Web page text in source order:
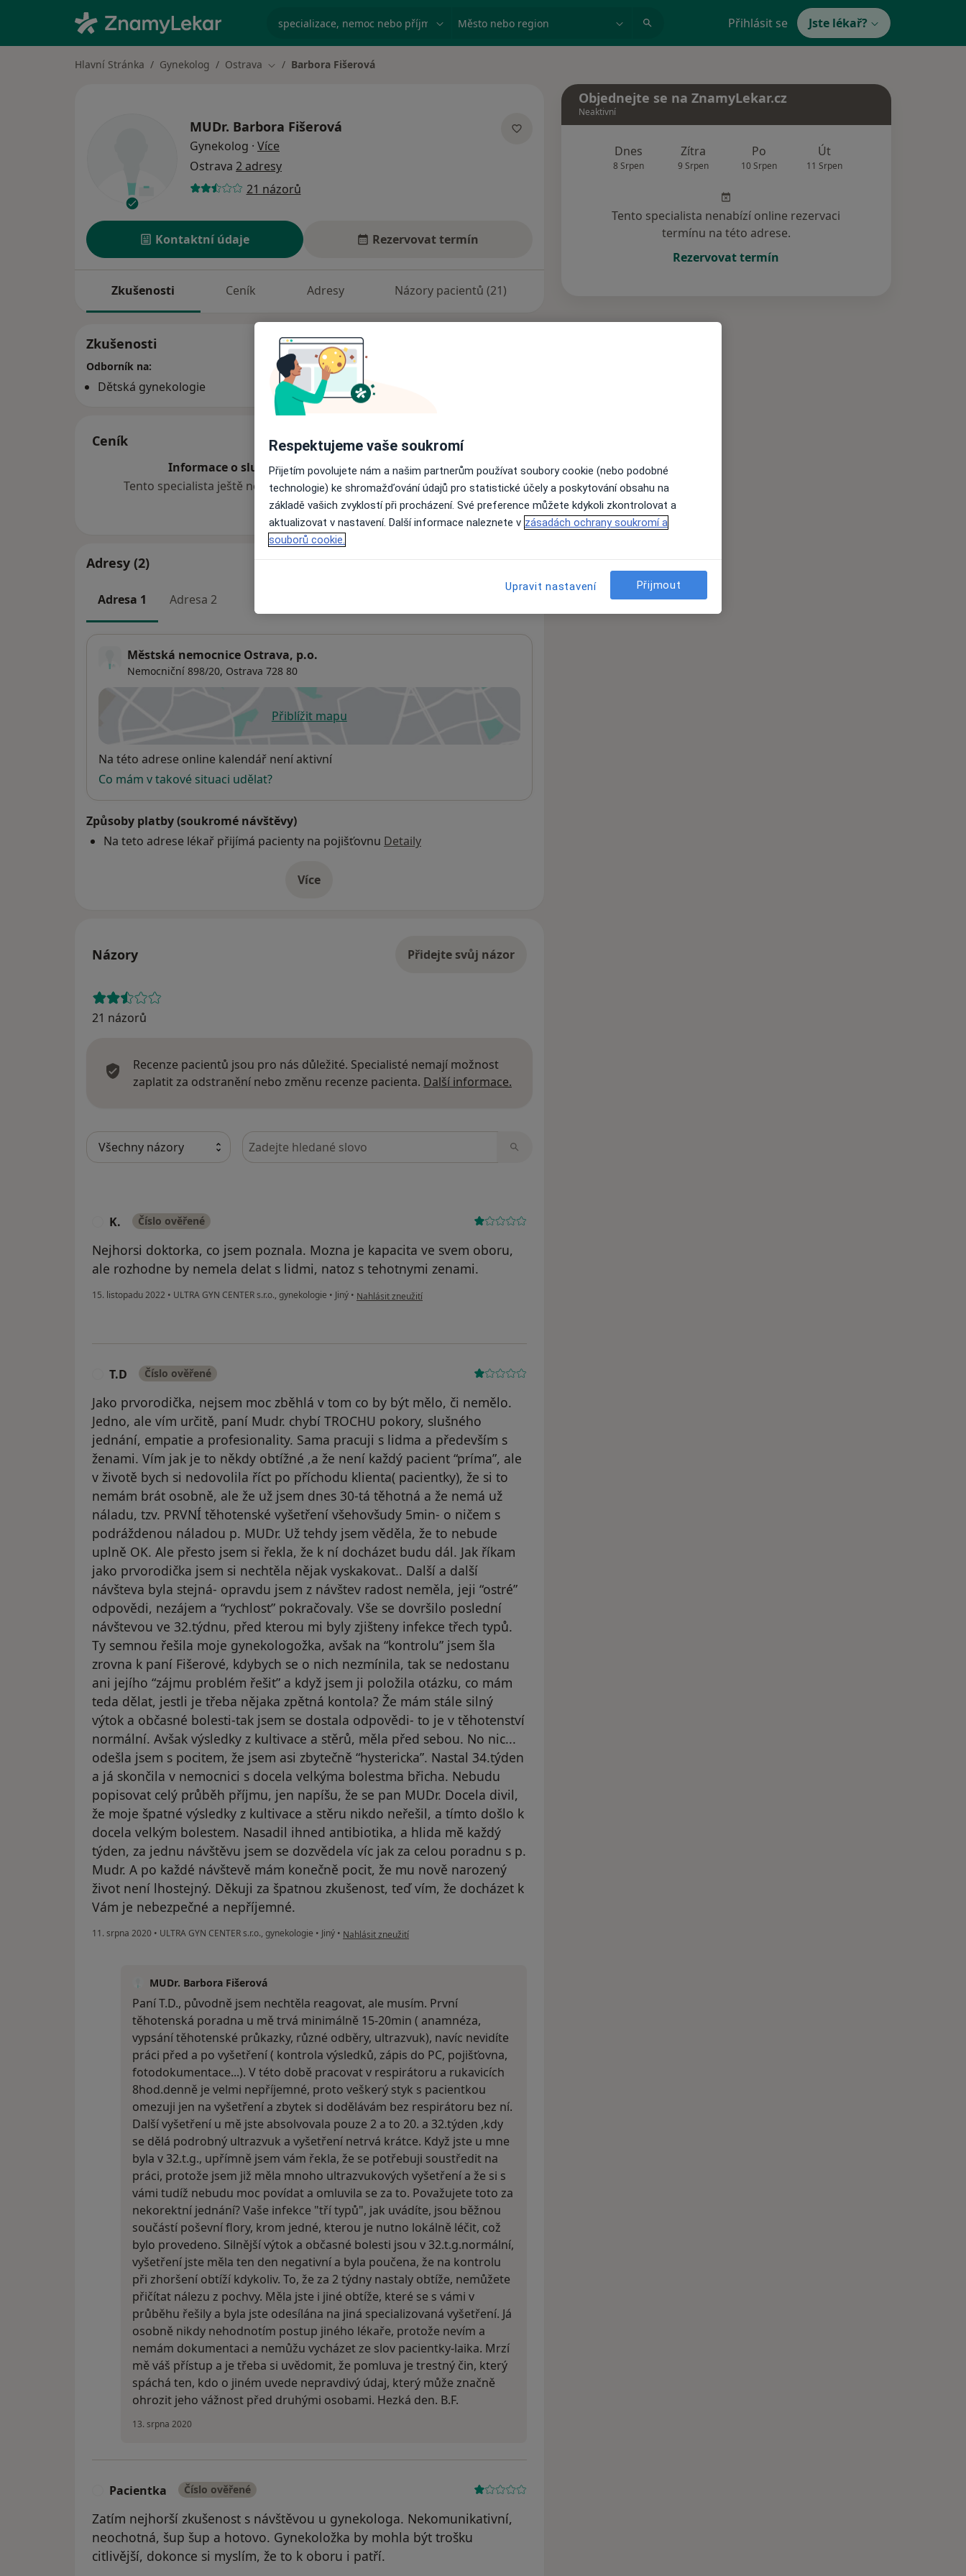
specializace, nemoc nebo příjmení Město nebo region Přihlásit se Jste lékař?
Hlavní Stránka Gynekolog Ostrava Změna města
Barbora Fišerová
MUDr. Barbora Fišerová
Gynekolog · Více
Ostrava 2 adresy
21 názorů
Kontaktní údaje Rezervovat termín
Zkušenosti Ceník Adresy Názory pacientů (21)
Zkušenosti
Odborník na:
Dětská gynekologie
Ceník
Informace o službách a cenách nejsou k dispozici
Tento specialista ještě nepřidával žádné informace o svých službách.
Adresy (2)
Adresa 1 Adresa 2
Městská nemocnice Ostrava, p.o.
Nemocniční 898/20, Ostrava 728 80
Přiblížit mapuse otevře v nové záložce
Dostupnost
Na této adrese online kalendář není aktivní
Co mám v takové situaci udělat?
Způsoby platby (soukromé návštěvy)
Na teto adrese lékař přijímá pacienty na pojišťovnu Detaily
Víceo adrese
Názory Přidejte svůj názor
21 názorů
Recenze pacientů jsou pro nás důležité. Specialisté nemají možnost
zaplatit za odstranění nebo změnu recenze pacienta. Další informace.
Hledejte v názorech
K. Číslo ověřené
Nejhorsi doktorka, co jsem poznala. Mozna je kapacita ve svem oboru,
ale rozhodne by nemela delat s lidmi, natoz s tehotnymi zenami.
15. listopadu 2022 • ULTRA GYN CENTER s.r.o., gynekologie • Jiný • podle názoru uživatele K.
Nahlásit zneužití
T.D Číslo ověřené
Jako prvorodička, nejsem moc zběhlá v tom co by být mělo, či nemělo.
Jedno, ale vím určitě, paní Mudr. chybí TROCHU pokory, slušného
jednání, empatie a profesionality. Sama pracuji s lidma a především s
ženami. Vím jak je to někdy obtížné ,a že není každý pacient “príma”, ale
v životě bych si nedovolila říct po příchodu klienta( pacientky), že si to
nemám brát osobně, ale že už jsem dnes 30-tá těhotná a že nemá už
náladu, tzv. PRVNÍ těhotenské vyšetření všehovšudy 5min- o ničem s
podráždenou náladou p. MUDr. Už tehdy jsem věděla, že to nebude
uplně OK. Ale přesto jsem si řekla, že k ní docházet budu dál. Jak říkam
jako prvorodička jsem si nechtěla nějak vyskakovat.. Další a další
návšteva byla stejná- opravdu jsem z návštev radost neměla, jeji “ostré”
odpovědi, nezájem a “rychlost” pokračovaly. Vše se dovršilo poslední
návštevou ve 32.týdnu, před kterou mi byly zjišteny infekce třech typů.
Ty semnou řešila moje gynekologožka, avšak na “kontrolu” jsem šla
zrovna k paní Fišerové, kdybych se o nich nezmínila, tak se nedostanu
ani jejího “zájmu problém řešit” a když jsem ji položila otázku, co mám
teda dělat, jestli je třeba nějaka zpětná kontola? Že mám stále silný
výtok a občasné bolesti-tak jsem se dostala odpovědi- to je v těhotenství
normální. Avšak výsledky z kultivace a stěrů, měla před sebou. No nic...
odešla jsem s pocitem, že jsem asi zbytečně “hystericka”. Nastal 34.týden
a já skončila v nemocnici s docela velkýma bolestma břicha. Nebudu
popisovat celý průběh příjmu, jen napíšu, že se pan MUDr. Docela divil,
že moje špatné výsledky z kultivace a stěru nikdo neřešil, a tímto došlo k
docela velkým bolestem. Nasadil ihned antibiotika, a hlida mě každý
týden, za jednu návštěvu jsem se dozvědela víc jak za celou poradnu s p.
Mudr. A po každé návštevě mám konečně pocit, že mu nově narozený
život není lhostejný. Děkuji za špatnou zkušenost, teď vím, že docházet k
Vám je nebezpečné a nepříjemné.
11. srpna 2020 • ULTRA GYN CENTER s.r.o., gynekologie • Jiný • podle názoru uživatele T.D
Nahlásit zneužití
MUDr. Barbora Fišerová
Paní T.D., původně jsem nechtěla reagovat, ale musím. První
těhotenská poradna u mě trvá minimálně 15-20min ( anamnéza,
vypsání těhotenské průkazky, různé odběry, ultrazvuk), navíc nevidíte
práci před a po vyšetření ( kontrola výsledků, zápis do PC, pojišťovna,
fotodokumentace...). V této době pracovat v respirátoru a rukavicích
8hod.denně je velmi nepříjemné, proto veškerý styk s pacientkou
omezuji jen na vyšetření a zbytek si dodělávám bez respirátoru bez ní.
Další vyšetření u mě jste absolvovala pouze 2 a to 20. a 32.týden ,kdy
se dělá podrobný ultrazvuk a vyšetření netrvá krátce. Když jste u mne
byla v 32.t.g., upřímně jsem vám řekla, že se potřebuji soustředit na
práci, protože jsem již měla mnoho ultrazvukových vyšetření a že si s
vámi tudíž nebudu moc povídat a omluvila se za to. Považujete toto za
nekorektní jednání? Vaše infekce "tří typů", jak uvádíte, jsou běžnou
součástí poševní flory, krom jedné, kterou je nutno lokálně léčit, což
bylo provedeno. Silnější výtok a občasné bolesti jsou v 32.t.g.normální,
vyšetření jste měla ten den negativní a byla poučena, že na kontrolu
při zhoršení obtíží kdykoliv. To, že za 2 týdny nastaly obtíže, nemůžete
přičítat nálezu z pochvy. Měla jste i jiné obtíže, které se s vámi v
průběhu řešily a byla jste odesílána na jiná specializovaná vyšetření. Já
osobně nikdy nehodnotím postup jiného lékaře, protože nevím a
nemám dokumentaci a nemůžu vycházet ze slov pacientky-laika. Mrzí
mě váš přístup a je třeba si uvědomit, že pomluva je trestný čin, který
spáchá ten, kdo o jiném uvede nepravdivý údaj, který může značně
ohrozit jeho vážnost před druhými osobami. Hezká den. B.F.
13. srpna 2020
Pacientka Číslo ověřené
Zatím nejhorší zkušenost s návštěvou u gynekologa. Nekomunikativní,
neochotná, šup šup a hotovo. Gynekoložka by mohla být trošku
citlivější, dokonce si myslím, že to k oboru i patří.
Objednejte se na ZnamyLekar.cz
Neaktivní
Dnes
8 Srpen
Zítra
9 Srpen
Po
10 Srpen
Út
11 Srpen
Tento specialista nenabízí online rezervaci
termínu na této adrese.
Rezervovat termín
Respektujeme vaše soukromí
Přijetím povolujete nám a našim partnerům používat soubory cookie (nebo podobné
technologie) ke shromažďování údajů pro statistické účely a poskytování obsahu na
základě vašich zvyklostí při procházení. Své preference můžete kdykoli zkontrolovat a
aktualizovat v nastavení. Další informace naleznete v zásadách ochrany soukromí a
souborů cookie.
Upravit nastavení Přijmout